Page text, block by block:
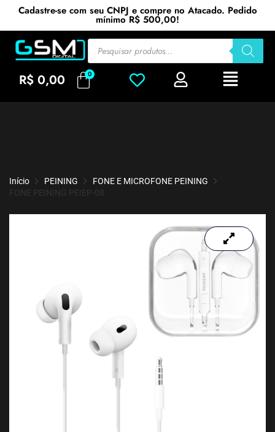
Cadastre-se com seu CNPJ e compre no Atacado. Pedido
mínimo R$ 500,00!
R$ 0,00
Início PEINING
FONE E MICROFONE PEINING
FONE PEINING PEIEP-08